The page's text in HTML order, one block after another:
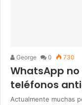
George 0 730
WhatsApp
teléfonos
Actualmente muchas